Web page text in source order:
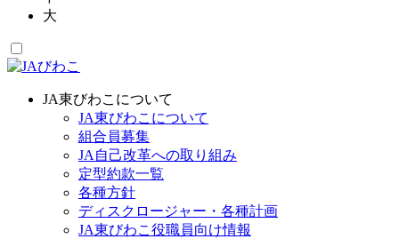
大
JA東びわこについて
JA東びわこについて
組合員募集
JA自己改革への取り組み
定型約款一覧
各種方針
ディスクロージャー・各種計画
JA東びわこ役職員向け情報